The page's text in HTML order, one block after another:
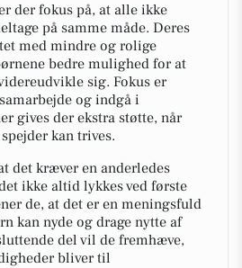
der fokus på, at alle ikke
på samme måde. Deres
med mindre og rolige
bedre mulighed for at
sig. Fokus er
og indgå i
gives der ekstra støtte, når
kan trives.
det kræver en anderledes
ikke altid lykkes ved første
de, at det er en meningsfuld
kan nyde og drage nytte af
del vil de fremhæve,
bliver til